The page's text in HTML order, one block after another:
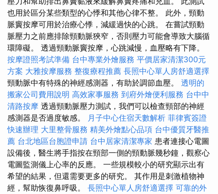
也用於區分某些類型的心悸和其他心律不整。 此外，頸動
脈竇按摩可用於治療心悸，減緩過快的心跳。 在嘗試頸動
脈壓力之前應排除頸動脈狹窄，否則壓力可能會導致大腦循
環障礙。 透過頸動脈竇按摩，心跳減慢，血壓略有下降。
按摩證照考試準備 台中專業外燴服務 平價居家清潔300元
方案 大雅按摩服務 整復療程推薦 長照中心單人房舒適選擇
頸動脈中有特殊的神經感測器，有助於調節血壓。 透明的
搬家公司費用說明 高效家事服務 到府外燴便利服務 台中中
清路按摩 透過頸動脈壓力測試，我們可以檢查頸部的神經
感測器是否過度敏感。 月子中心住宿天數解析 菲律賓簽證
快速辦理 大里整骨服務 精美外燴點心品項 台中優質牙醫推
薦 台北地區台胞證申請 台中居家清潔專家 患者連接心電圖
設備後，醫生將手指按在頸部一側的頸動脈幾秒鐘，觀察心
電圖監測儀上心率的反應。 一些規模較小的研究顯示出有
希望的結果，但還需要更多的研究。 其作用是刺激植物神
經，幫助恢復鼻呼吸。 長照中心單人房舒適選擇 可靠的外